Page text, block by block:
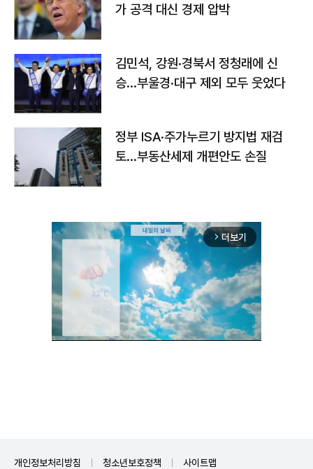
가 공격 대신 경제 압박
김민석, 강원·경북서 정청래에 신
승…부울경·대구 제외 모두 웃었다
정부 ISA·주가누르기 방지법 재검
토…부동산세제 개편안도 손질
arrow_forward_ios 더보기
개인정보처리방침 청소년보호정책 사이트맵